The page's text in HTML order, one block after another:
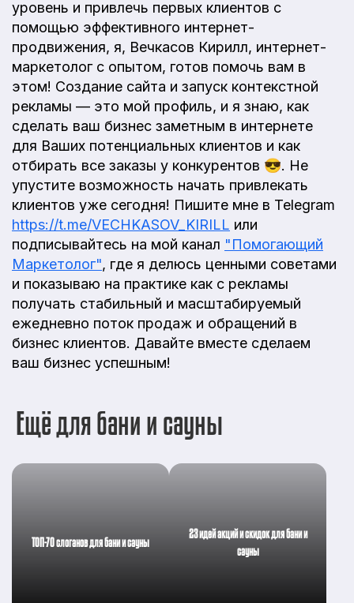
уровень и привлечь первых клиентов с
помощью эффективного интернет-
продвижения, я, Вечкасов Кирилл, интернет-
маркетолог с опытом, готов помочь вам в
этом! Создание сайта и запуск контекстной
рекламы — это мой профиль, и я знаю, как
сделать ваш бизнес заметным в интернете
для Ваших потенциальных клиентов и как
отбирать все заказы у конкурентов 😎. Не
упустите возможность начать привлекать
клиентов уже сегодня! Пишите мне в Telegram
https://t.me/VECHKASOV_KIRILL или
подписывайтесь на мой канал "Помогающий
Маркетолог", где я делюсь ценными советами
и показываю на практике как с рекламы
получать стабильный и масштабируемый
ежедневно поток продаж и обращений в
бизнес клиентов. Давайте вместе сделаем
ваш бизнес успешным!
Ещё для бани и сауны
ТОП-70 слоганов для бани и сауны
23 идей акций и скидок для бани и
сауны